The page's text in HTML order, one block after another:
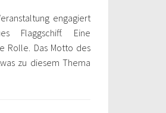
engagiert
Flaggschiff. Eine
Rolle. Das Motto des
zu diesem Thema